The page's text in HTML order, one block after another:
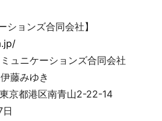
ションズ合同会社】
ュニケーションズ合同会社
藤みゆき
都港区南青山2-22-14